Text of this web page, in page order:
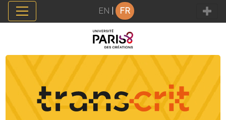
Panneau de gestion des cookies
EN FR